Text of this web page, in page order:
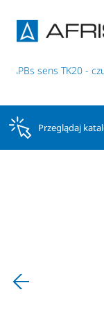
CAPBs sens TK20 -
Przeglądaj